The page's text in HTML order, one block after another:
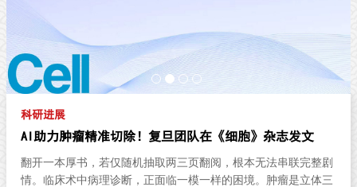
科研进展
AI助力肿瘤精准切除！复旦团队在《细胞》杂志发文
翻开一本厚书，若仅随机抽取两三页翻阅，根本无法串联完整剧
情。临床术中病理诊断，正面临一模一样的困境。肿瘤是立体三